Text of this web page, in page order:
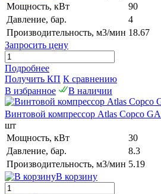
Мощность, кВт
90
Давление, бар.
4
Производительность, м3/мин 18.67
Запросить цену
Подробнее
Получить КП К сравнению
В избранное
В наличии
Винтовой компрессор Atlas Copco
шт
Мощность, кВт
30
Давление, бар.
8.3
Производительность, м3/мин 5.19
В корзину